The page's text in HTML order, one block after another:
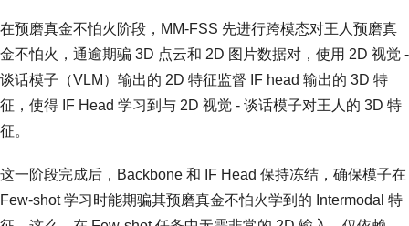
在预磨真金不怕火阶段，MM-FSS 先进行跨模态对王人预磨真
金不怕火，通逾期骗 3D 点云和 2D 图片数据对，使用 2D 视觉 -
谈话模子（VLM）输出的 2D 特征监督 IF head 输出的 3D 特
征，使得 IF Head 学习到与 2D 视觉 - 谈话模子对王人的 3D 特
征。
这一阶段完成后，Backbone 和 IF Head 保持冻结，确保模子在
Few-shot 学习时能期骗其预磨真金不怕火学到的 Intermodal 特